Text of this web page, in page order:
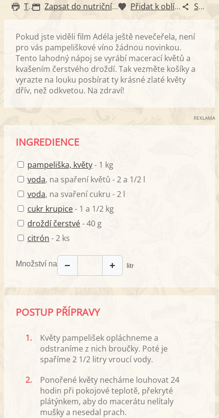
Tisk Zapsat do nutričního diáře Přidat k oblíbeným Sdílet
Pokud jste viděli film Adéla ještě nevečeřela, není
pro vás pampeliškové víno žádnou novinkou.
Tento lahodný nápoj se vyrábí macerací květů a
kvašením čerstvého droždí. Tak vezměte košíky a
vyrazte na louku posbírat ty krásné zlaté květy
dřív, než odkvetou. Na zdraví!
REKLAMA
INGREDIENCE
pampeliška, květy- 1 kg
voda, na spaření květů - 2 a 1/2 l
voda, na svaření cukru - 2 l
cukr krupice- 1 a 1/2 kg
droždí čerstvé- 40 g
citrón - 2 ks
Množství na − + litr
POSTUP PŘÍPRAVY
1.
Květy pampelišek opláchneme a
odstraníme z nich broučky. Poté je
spaříme 2 1/2 litry vroucí vody.
2.
Ponořené květy necháme louhovat 24
hodin při pokojové teplotě, překryté
plátýnkem, aby do macerátu nelítaly
mušky a nesedal prach.